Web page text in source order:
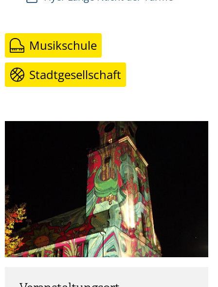
Musikschule
Stadtgesellschaft